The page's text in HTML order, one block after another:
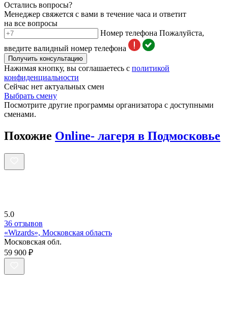
Остались вопросы?
Менеджер свяжется с вами в течение часа и ответит
на все вопросы
Номер телефона Пожалуйста,
введите валидный номер телефона
Получить консультацию
Нажимая кнопку, вы соглашаетесь с политикой
конфиденциальности
Сейчас нет актуальных смен
Выбрать смену
Посмотрите другие программы организатора с доступными
сменами.
Похожие Online- лагеря в Подмосковье
5.0
36 отзывов
«Wizards», Московская область
Московская обл.
59 900 ₽